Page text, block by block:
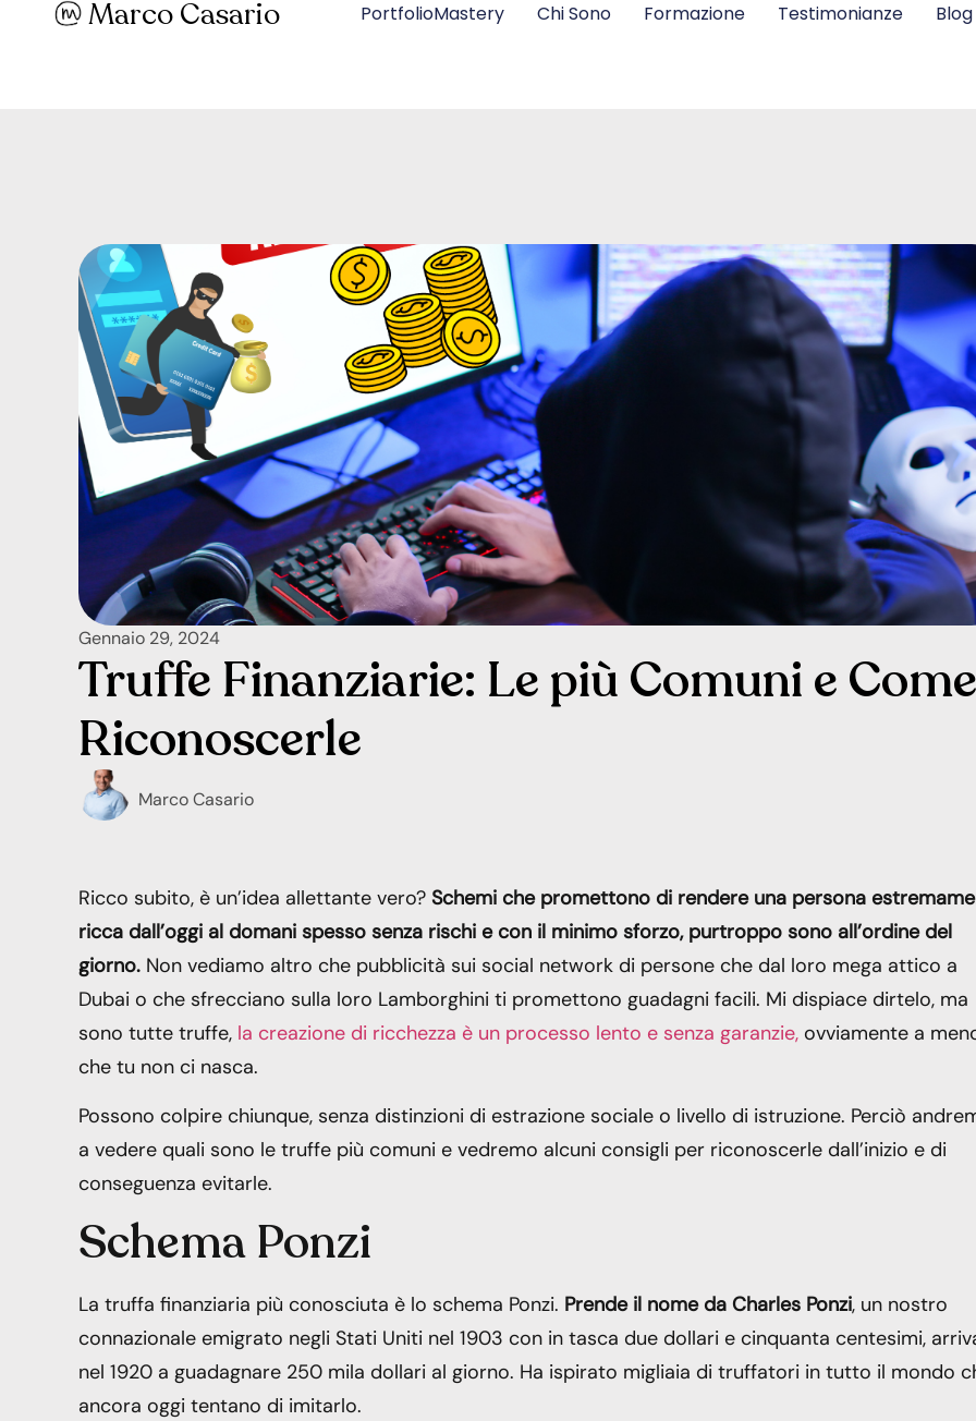
Marco Casario PortfolioMastery Chi Sono Formazione Testimonianze Blog
Gennaio 29, 2024
Truffe Finanziarie: Le più Comuni e Come
Riconoscerle
Marco Casario
Ricco subito, è un’idea allettante vero? Schemi che promettono di rendere una persona
ricca dall’oggi al domani spesso senza rischi e con il minimo sforzo, purtroppo sono all’ordine del
giorno. Non vediamo altro che pubblicità sui social network di persone che dal loro mega attico a
Dubai o che sfrecciano sulla loro Lamborghini ti promettono guadagni facili. Mi dispiace dirtelo, ma
sono tutte truffe, la creazione di ricchezza è un processo lento e senza garanzie, ovviamente a
che tu non ci nasca.
Possono colpire chiunque, senza distinzioni di estrazione sociale o livello di istruzione. Perciò
a vedere quali sono le truffe più comuni e vedremo alcuni consigli per riconoscerle dall’inizio e di
conseguenza evitarle.
Schema Ponzi
La truffa finanziaria più conosciuta è lo schema Ponzi. Prende il nome da Charles Ponzi, un nostro
connazionale emigrato negli Stati Uniti nel 1903 con in tasca due dollari e cinquanta centesimi,
nel 1920 a guadagnare 250 mila dollari al giorno. Ha ispirato migliaia di truffatori in tutto il mondo
ancora oggi tentano di imitarlo.